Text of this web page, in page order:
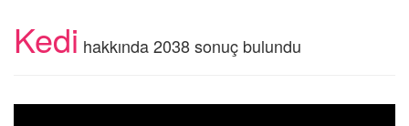
Kedi hakkında 2038 sonuç bulundu